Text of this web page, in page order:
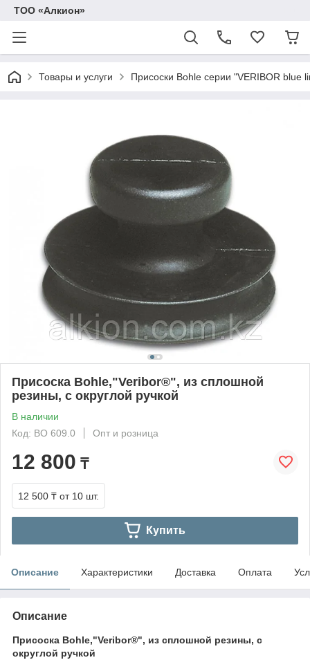
ТОО «Алкион»
Товары и услуги Присоски Bohle серии "VERIBOR blue
Присоска Bohle,"Veribor®", из сплошной
резины, с округлой ручкой
В наличии
Код: ВО 609.0
Опт и розница
12 800 ₸
12 500 ₸ от 10 шт.
Купить
Описание Характеристики Доставка Оплата
Описание
Присоска Bohle,"Veribor®", из сплошной резины, с
округлой ручкой